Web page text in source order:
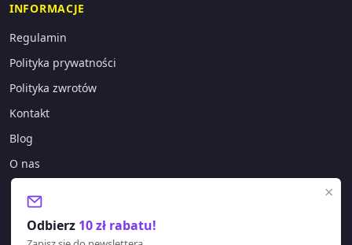
×
Odbierz 10 zł rabatu!
INFORMACJE
Regulamin
Polityka prywatności
Polityka zwrotów
Kontakt
Blog
O nas
KONTAKT
sklep@lagano.pl